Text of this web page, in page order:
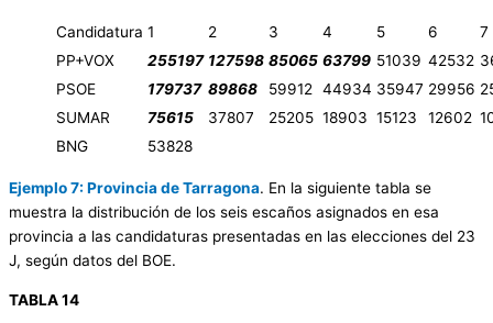
Candidatura 1 2 3 4 5 6
7
PP+VOX
255197 127598 85065 63799 51039 42532
PSOE
179737 89868 59912 44934 35947 29956
SUMAR
75615 37807 25205 18903 15123 12602
BNG
53828
Ejemplo 7: Provincia de Tarragona. En la siguiente tabla se
muestra la distribución de los seis escaños asignados en esa
provincia a las candidaturas presentadas en las elecciones del 23
J, según datos del BOE.
TABLA 14